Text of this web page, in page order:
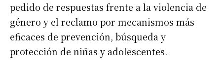
pedido de respuestas frente a la violencia de
género y el reclamo por mecanismos más
eficaces de prevención, búsqueda y
protección de niñas y adolescentes.